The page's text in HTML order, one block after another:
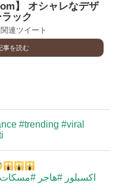
】 オシャレなデザ
ック
連ツイート
事を読む
#trending #viral